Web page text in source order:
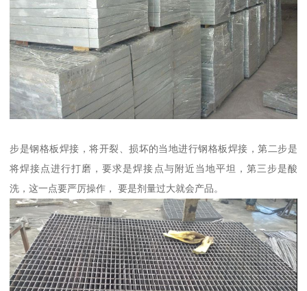
步是钢格板焊接，将开裂、损坏的当地进行钢格板焊接，第二步是
将焊接点进行打磨，要求是焊接点与附近当地平坦，第三步是酸
洗，这一点要严厉操作， 要是剂量过大就会产品。